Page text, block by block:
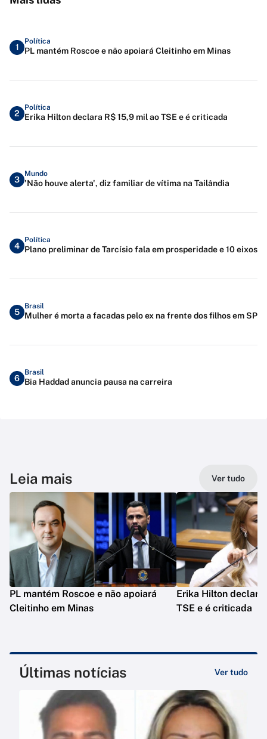
1
Política
PL mantém Roscoe e não apoiará Cleitinho em Minas
2
Política
Erika Hilton declara R$ 15,9 mil ao TSE e é criticada
3
Mundo
'Não houve alerta', diz familiar de vítima na Tailândia
4
Política
Plano preliminar de Tarcísio fala em prosperidade e 10 eixos
5
Brasil
Mulher é morta a facadas pelo ex na frente dos filhos em SP
6
Brasil
Bia Haddad anuncia pausa na carreira
Leia mais Ver tudo
PL mantém Roscoe e não apoiará
Cleitinho em Minas
Erika Hilton declara
TSE e é criticada
Últimas notícias Ver tudo